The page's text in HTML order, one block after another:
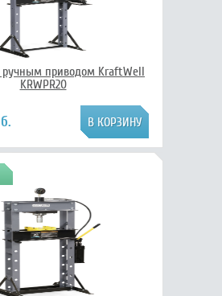
ручным приводом KraftWell
KRWPR20